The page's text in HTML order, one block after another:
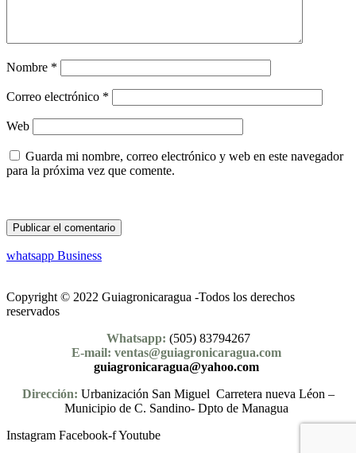
Nombre *
Correo electrónico *
Web
Guarda mi nombre, correo electrónico y web en este navegador
para la próxima vez que comente.
whatsapp Business
Copyright © 2022 Guiagronicaragua -Todos los derechos
reservados
Whatsapp: (505) 83794267
E-mail: ventas@guiagronicaragua.com
guiagronicaragua@yahoo.com
Dirección: Urbanización San Miguel Carretera nueva Léon –
Municipio de C. Sandino- Dpto de Managua
Instagram Facebook-fYoutube